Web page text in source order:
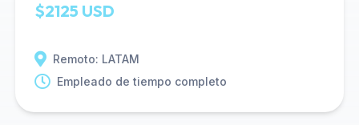
$2125 USD
Remoto: LATAM
Empleado de tiempo completo